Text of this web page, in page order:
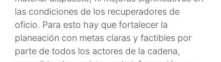
las condiciones de los recuperadores de
oficio. Para esto hay que fortalecer la
planeación con metas claras y factibles por
parte de todos los actores de la cadena,